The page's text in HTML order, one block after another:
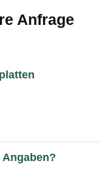
Anfrage